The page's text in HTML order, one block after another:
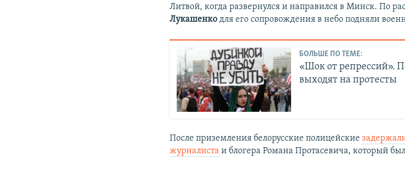
Литвой, когда развернулся и направился в Минск. По
Лукашенкодля его сопровождения в небо подняли
БОЛЬШЕ ПО ТЕМЕ:
«Шок от репрессий».
выходят на протесты
После приземления белорусские полицейские
журналистаи блогера Романа Протасевича, который